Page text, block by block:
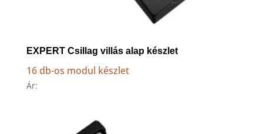
EXPERT Csillag villás alap készlet
16 db-os modul készlet
Ár: